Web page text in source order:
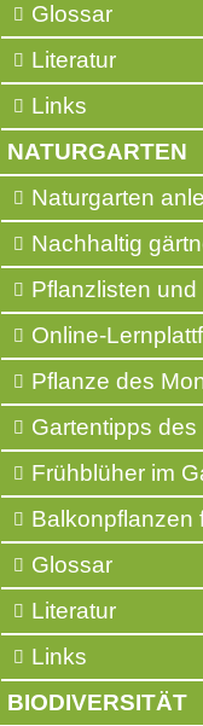
Glossar
Literatur
Links
NATURGARTEN
Naturgarten
Nachhaltig
Pflanzlisten und
Online-
Pflanze des
Gartentipps des
Frühblüher im
Balkonpflanzen
Glossar
Literatur
Links
BIODIVERSITÄT